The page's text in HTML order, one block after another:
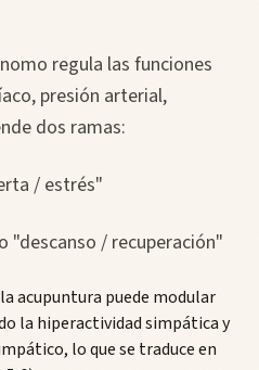
regula las funciones
presión arterial,
dos ramas:
/ estrés"
"descanso / recuperación"
acupuntura puede modular
la hiperactividad simpática y
lo que se traduce en